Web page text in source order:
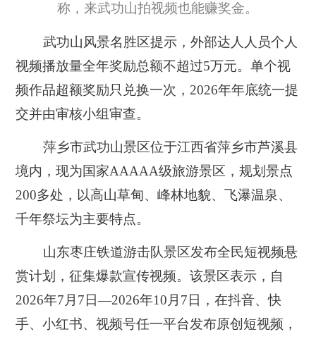
称，来武功山拍视频也能赚奖金。
武功山风景名胜区提示，外部达人人员个人
视频播放量全年奖励总额不超过5万元。单个视
频作品超额奖励只兑换一次，2026年年底统一提
交并由审核小组审查。
萍乡市武功山景区位于江西省萍乡市芦溪县
境内，现为国家AAAAA级旅游景区，规划景点
200多处，以高山草甸、峰林地貌、飞瀑温泉、
千年祭坛为主要特点。
山东枣庄铁道游击队景区发布全民短视频悬
赏计划，征集爆款宣传视频。该景区表示，自
2026年7月7日—2026年10月7日，在抖音、快
手、小红书、视频号任一平台发布原创短视频，